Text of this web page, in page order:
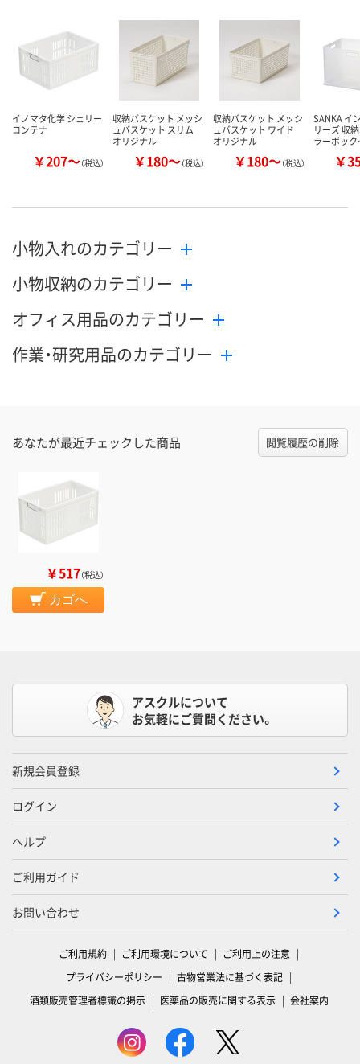
カゴへ
数量
カゴへ
イノマタ化学 シェリー
コンテナ
￥207～（税込）
収納バスケット メッシ
ュバスケット スリム
オリジナル
￥180～（税込）
収納バスケット メッシ
ュバスケット ワイド
オリジナル
￥180～（税込）
SANKA イ
リーズ 収
ラーボッ
￥
小物入れのカテゴリー
小物収納のカテゴリー
オフィス用品のカテゴリー
作業・研究用品のカテゴリー
あなたが最近チェックした商品 閲覧履歴の削除
￥517（税込）
カゴへ
アスクルについて
お気軽にご質問ください。
新規会員登録
ログイン
ヘルプ
ご利用ガイド
お問い合わせ
ご利用規約 ご利用環境について
ご利用上の注意
プライバシーポリシー
古物営業法に基づく表記
酒類販売管理者標識の掲示
医薬品の販売に関する表示 会社案内